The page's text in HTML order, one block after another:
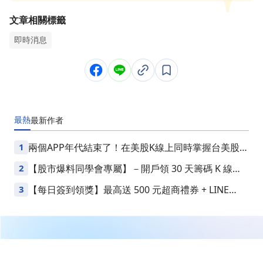
文章相關標籤
即時消息
最熱最新作者
1 兩個APP年代結束了！在美股K線上同時掌握台美股損
益
2
【股市爆料同學會專屬】－開戶領 30 天籌碼 K 線
VIP
3
【每日簽到領獎】最高送 500 元超商禮券 + LINE